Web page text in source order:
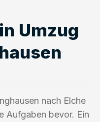
Umzug
nach Elche
Aufgaben bevor. Ein